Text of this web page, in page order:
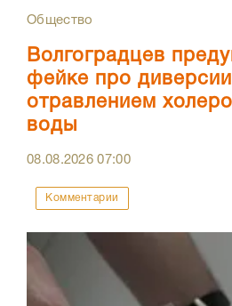
Общество
Волгоградцев
фейке про
отравлением
воды
08.08.202607:00
Комментарии